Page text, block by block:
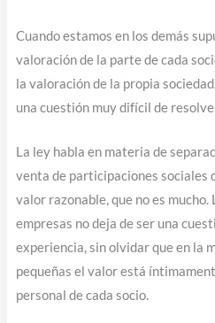
Cuando estamos en los demás
valoración de la parte de cada
la valoración de la propia
una cuestión muy difícil de
La ley habla en materia de
venta de participaciones sociales
valor razonable, que no es mucho.
empresas no deja de ser una
experiencia, sin olvidar que en la
pequeñas el valor está
personal de cada socio.